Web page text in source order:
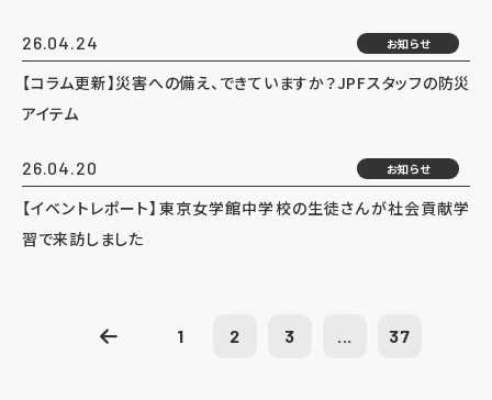
26.04.24 お知らせ
【コラム更新】災害への備え、できていますか？JPFスタッフの防災
アイテム
26.04.20 お知らせ
【イベントレポート】東京女学館中学校の生徒さんが社会貢献学
習で来訪しました
1 2 3 ... 37